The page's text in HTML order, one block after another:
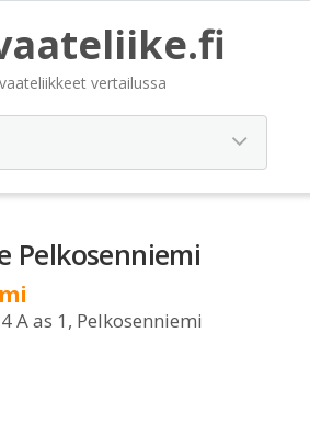
vertailussa
Pelkosenniemi
A as 1, Pelkosenniemi